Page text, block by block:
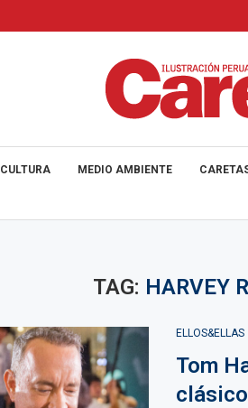
CULTURA MEDIO AMBIENTE
TAG: HARVEY
ELLOS&ELLAS
Tom